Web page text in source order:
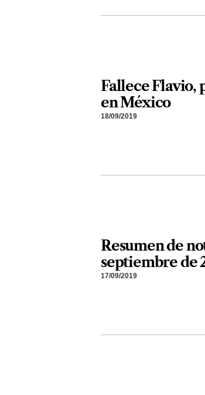
Fallece Flavio,
en México
18/09/2019
Resumen de
septiembre de
17/09/2019